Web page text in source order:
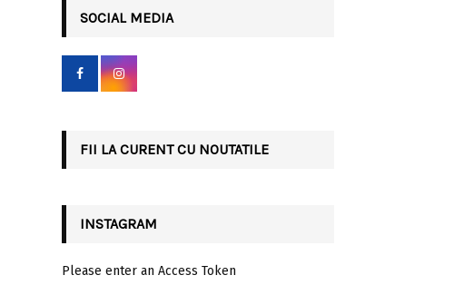
r
SOCIAL MEDIA
FII LA CURENT CU NOUTATILE
INSTAGRAM
Please enter an Access Token